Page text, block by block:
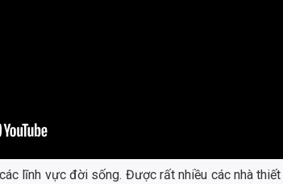
lĩnh vực đời sống. Được rất nhiều các nhà